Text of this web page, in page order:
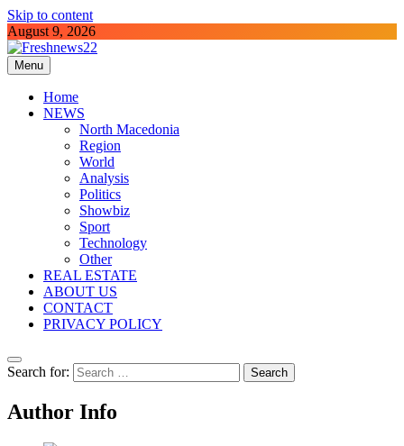
Skip to content
August 9, 2026
Freshnews22
Best News Website in North Macedonia
Menu
Home
NEWS
North Macedonia
Region
World
Analysis
Politics
Showbiz
Sport
Technology
Other
REAL ESTATE
ABOUT US
CONTACT
PRIVACY POLICY
Search for:
Author Info